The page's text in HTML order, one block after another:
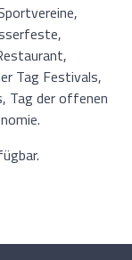
Tag Festivals,
Tag der offenen